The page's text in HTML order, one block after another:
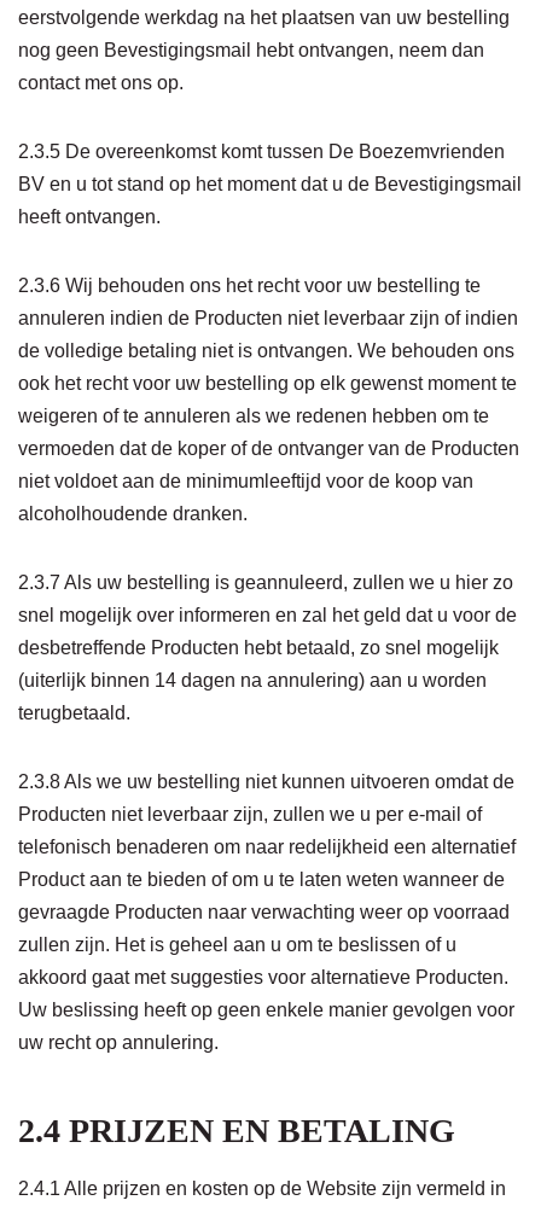
eerstvolgende werkdag na het plaatsen van uw bestelling
nog geen Bevestigingsmail hebt ontvangen, neem dan
contact met ons op.
2.3.5 De overeenkomst komt tussen De Boezemvrienden
BV en u tot stand op het moment dat u de Bevestigingsmail
heeft ontvangen.
2.3.6 Wij behouden ons het recht voor uw bestelling te
annuleren indien de Producten niet leverbaar zijn of indien
de volledige betaling niet is ontvangen. We behouden ons
ook het recht voor uw bestelling op elk gewenst moment te
weigeren of te annuleren als we redenen hebben om te
vermoeden dat de koper of de ontvanger van de Producten
niet voldoet aan de minimumleeftijd voor de koop van
alcoholhoudende dranken.
2.3.7 Als uw bestelling is geannuleerd, zullen we u hier zo
snel mogelijk over informeren en zal het geld dat u voor de
desbetreffende Producten hebt betaald, zo snel mogelijk
(uiterlijk binnen 14 dagen na annulering) aan u worden
terugbetaald.
2.3.8 Als we uw bestelling niet kunnen uitvoeren omdat de
Producten niet leverbaar zijn, zullen we u per e-mail of
telefonisch benaderen om naar redelijkheid een alternatief
Product aan te bieden of om u te laten weten wanneer de
gevraagde Producten naar verwachting weer op voorraad
zullen zijn. Het is geheel aan u om te beslissen of u
akkoord gaat met suggesties voor alternatieve Producten.
Uw beslissing heeft op geen enkele manier gevolgen voor
uw recht op annulering.
2.4 PRIJZEN EN BETALING
2.4.1 Alle prijzen en kosten op de Website zijn vermeld in